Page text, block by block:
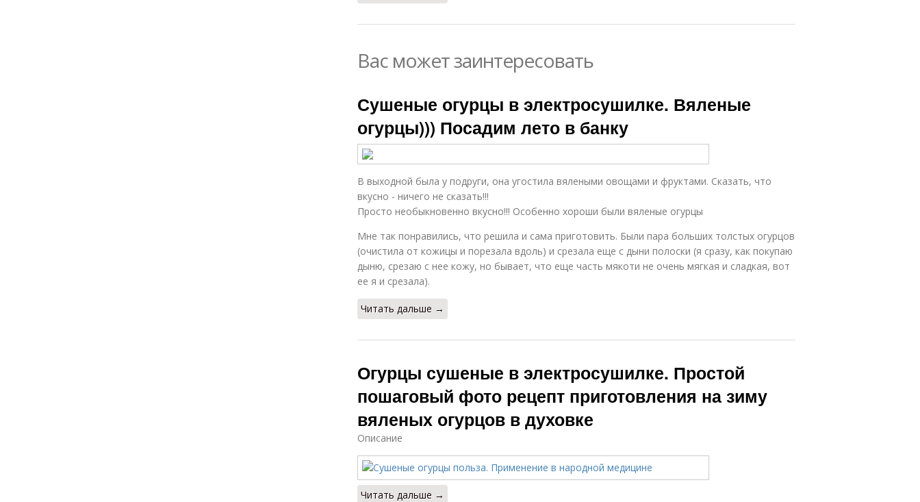
Вас может заинтересовать
Сушеные огурцы в электросушилке. Вяленые
огурцы))) Посадим лето в банку
В выходной была у подруги, она угостила вялеными овощами и фруктами. Сказать, что
вкусно - ничего не сказать!!!
Просто необыкновенно вкусно!!! Особенно хороши были вяленые огурцы
Мне так понравились, что решила и сама приготовить. Были пара больших толстых огурцов
(очистила от кожицы и порезала вдоль) и срезала еще с дыни полоски (я сразу, как покупаю
дыню, срезаю с нее кожу, но бывает, что еще часть мякоти не очень мягкая и сладкая, вот
ее я и срезала).
Читать дальше →
Огурцы сушеные в электросушилке. Простой
пошаговый фото рецепт приготовления на зиму
вяленых огурцов в духовке
Описание
Читать дальше →